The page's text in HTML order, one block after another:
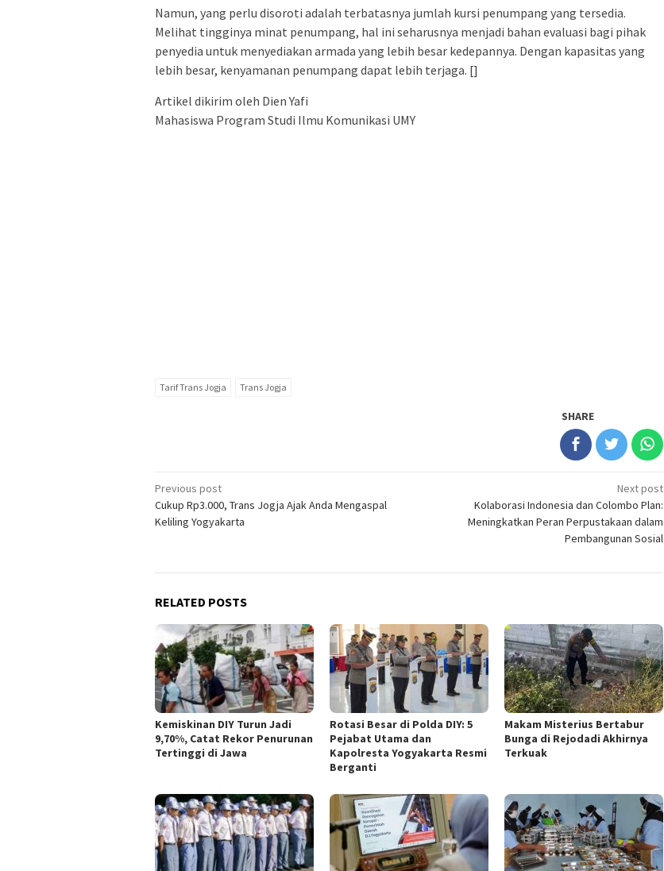
Namun, yang perlu disoroti adalah terbatasnya jumlah kursi penumpang yang tersedia.
Melihat tingginya minat penumpang, hal ini seharusnya menjadi bahan evaluasi bagi pihak
penyedia untuk menyediakan armada yang lebih besar kedepannya. Dengan kapasitas yang
lebih besar, kenyamanan penumpang dapat lebih terjaga. []
Artikel dikirim oleh Dien Yafi
Mahasiswa Program Studi Ilmu Komunikasi UMY
Tarif Trans Jogja Trans Jogja
SHARE
Post
navigation
Previous post
Cukup Rp3.000, Trans Jogja Ajak Anda Mengaspal
Keliling Yogyakarta
Next post
Kolaborasi Indonesia dan Colombo Plan:
Meningkatkan Peran Perpustakaan dalam
Pembangunan Sosial
RELATED POSTS
Kemiskinan DIY Turun Jadi
9,70%, Catat Rekor Penurunan
Tertinggi di Jawa
Rotasi Besar di Polda DIY: 5
Pejabat Utama dan
Kapolresta Yogyakarta Resmi
Berganti
Makam Misterius Bertabur
Bunga di Rejodadi Akhirnya
Terkuak